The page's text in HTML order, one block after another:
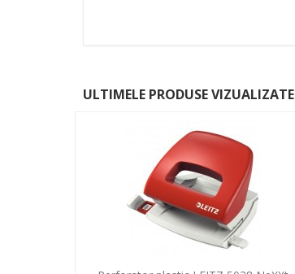
ULTIMELE PRODUSE VIZUALIZATE